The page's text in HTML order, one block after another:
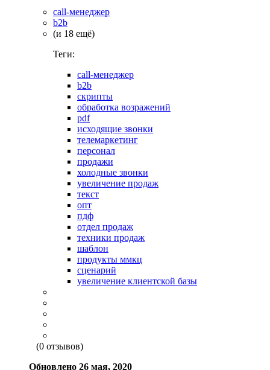
call-менеджер
b2b
(и 18 ещё)
Теги:
call-менеджер
b2b
скрипты
обработка возражений
pdf
исходящие звонки
телемаркетинг
персонал
продажи
холодные звонки
увеличение продаж
текст
опт
пдф
отдел продаж
техники продаж
шаблон
продукты ммкц
сценарий
увеличение клиентской базы
(0 отзывов)
Обновлено 26 мая, 2020